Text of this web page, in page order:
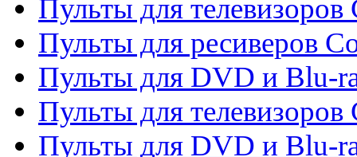
Пульты для телевизоров
Пульты для ресиверов
Пульты для DVD и Blu-
Пульты для телевизоров
Пульты для DVD и Blu-